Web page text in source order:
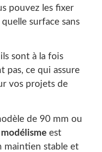
pouvez les fixer
surface sans
ils sont à la fois
pas, ce qui assure
vos projets de
de 90 mm ou
est
maintien stable et